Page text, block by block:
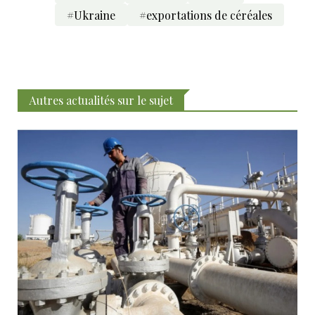
#Ukraine #exportations de céréales
Autres actualités sur le sujet